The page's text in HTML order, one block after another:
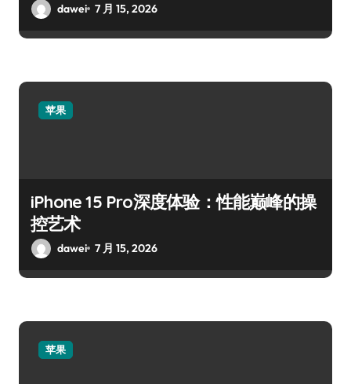
dawei 7 月 15, 2026
苹果
iPhone 15 Pro深度体验：性能巅峰的操
控艺术
dawei 7 月 15, 2026
苹果